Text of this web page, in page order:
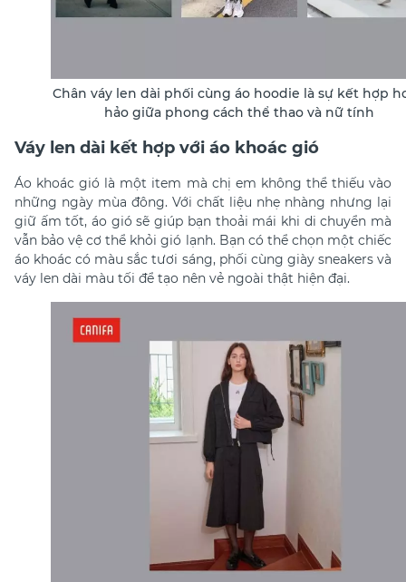
Chân váy len dài phối cùng áo hoodie là sự kết hợp
hảo giữa phong cách thể thao và nữ tính
Váy len dài kết hợp với áo khoác gió
Áo khoác gió là một item mà chị em không thể thiếu vào
những ngày mùa đông. Với chất liệu nhẹ nhàng nhưng lại
giữ ấm tốt, áo gió sẽ giúp bạn thoải mái khi di chuyển mà
vẫn bảo vệ cơ thể khỏi gió lạnh. Bạn có thể chọn một chiếc
áo khoác có màu sắc tươi sáng, phối cùng giày sneakers và
váy len dài màu tối để tạo nên vẻ ngoài thật hiện đại.